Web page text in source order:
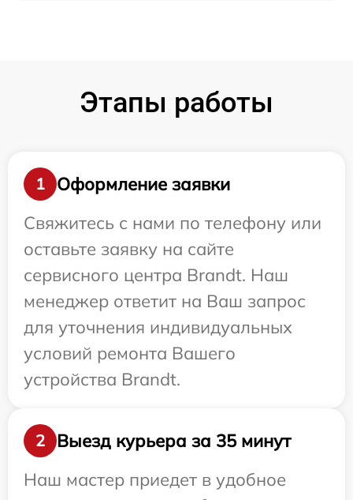
Этапы работы
1
Оформление заявки
Свяжитесь с нами по телефону или
оставьте заявку на сайте
сервисного центра Brandt. Наш
менеджер ответит на Ваш запрос
для уточнения индивидуальных
условий ремонта Вашего
устройства Brandt.
2
Выезд курьера за 35 минут
Наш мастер приедет в удобное